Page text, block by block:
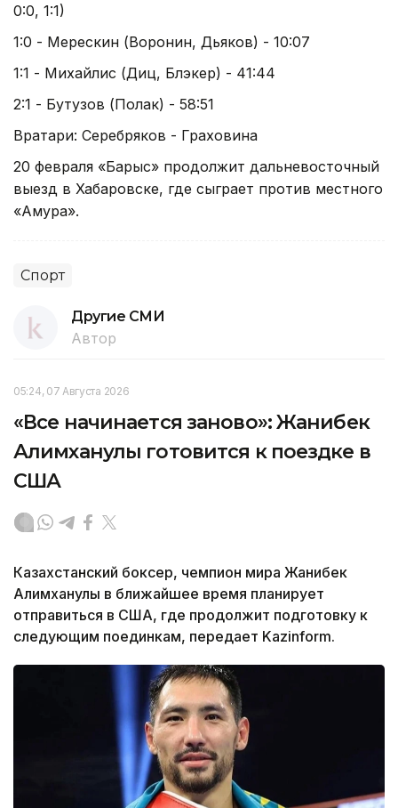
0:0, 1:1)
1:0 - Мерескин (Воронин, Дьяков) - 10:07
1:1 - Михайлис (Диц, Блэкер) - 41:44
2:1 - Бутузов (Полак) - 58:51
Вратари: Серебряков - Граховина
20 февраля «Барыс» продолжит дальневосточный
выезд в Хабаровске, где сыграет против местного
«Амура».
Спорт
Другие СМИ
Автор
05:24, 07 Августа 2026
«Все начинается заново»: Жанибек
Алимханулы готовится к поездке в
США
Казахстанский боксер, чемпион мира Жанибек
Алимханулы в ближайшее время планирует
отправиться в США, где продолжит подготовку к
следующим поединкам, передает Kazinform.